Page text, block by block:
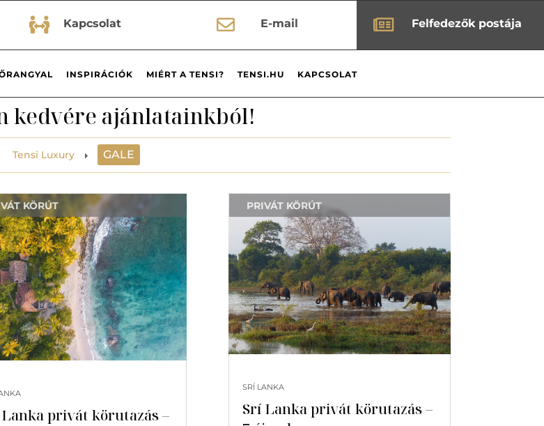
 Kapcsolat  Felfedezők postája
 E-mail
INSPIRÁCIÓK MIÉRT A TENSI? TENSI.HU KAPCSOLAT
kedvére ajánlatainkból!
Tensi Luxury E GALE
privát körutazás –
KÖRÚT
Srí Lanka privát körutazás –
SRÍ LANKA
PRIVÁT KÖRÚT